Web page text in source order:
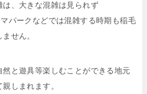
は、大きな混雑は見られず
パークなどでは混雑する時期も稲毛
せん。
然と遊具等楽しむことができる地元
しまれます。